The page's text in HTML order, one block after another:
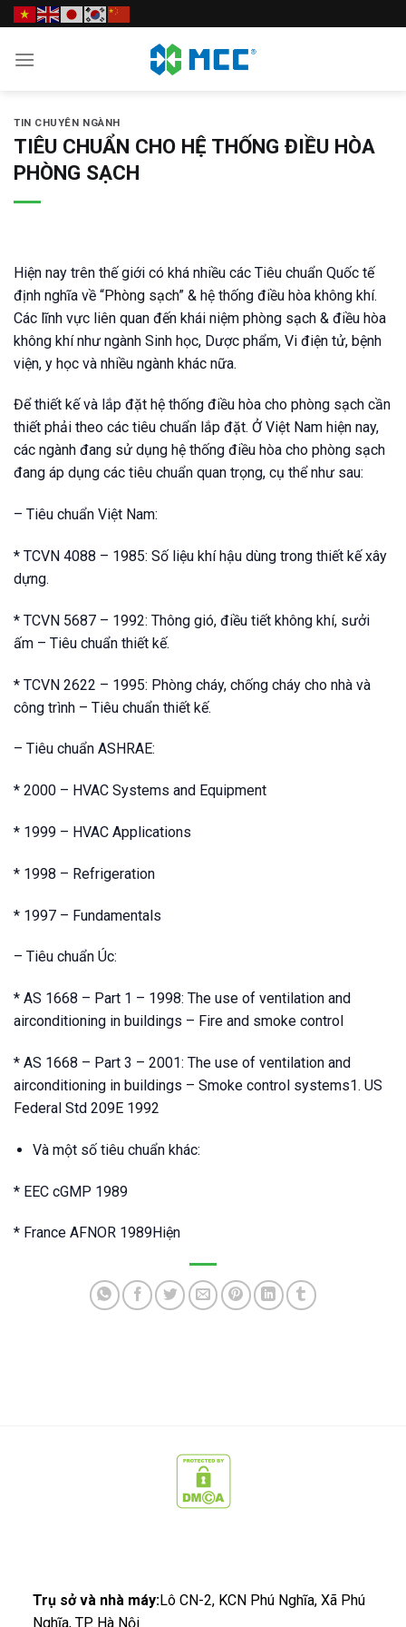
Skip
to
content
TIN CHUYÊN NGÀNH
TIÊU CHUẨN CHO HỆ THỐNG ĐIỀU HÒA
PHÒNG SẠCH
Hiện nay trên thế giới có khá nhiều các Tiêu chuẩn Quốc tế
định nghĩa về “Phòng sạch” & hệ thống điều hòa không khí.
Các lĩnh vực liên quan đến khái niệm phòng sạch & điều hòa
không khí như ngành Sinh học, Dược phẩm, Vi điện tử, bệnh
viện, y học và nhiều ngành khác nữa.
Để thiết kế và lắp đặt hệ thống điều hòa cho phòng sạch cần
thiết phải theo các tiêu chuẩn lắp đặt. Ở Việt Nam hiện nay,
các ngành đang sử dụng hệ thống điều hòa cho phòng sạch
đang áp dụng các tiêu chuẩn quan trọng, cụ thể như sau:
– Tiêu chuẩn Việt Nam:
* TCVN 4088 – 1985: Số liệu khí hậu dùng trong thiết kế xây
dựng.
* TCVN 5687 – 1992: Thông gió, điều tiết không khí, sưởi
ấm – Tiêu chuẩn thiết kế.
* TCVN 2622 – 1995: Phòng cháy, chống cháy cho nhà và
công trình – Tiêu chuẩn thiết kế.
– Tiêu chuẩn ASHRAE:
* 2000 – HVAC Systems and Equipment
* 1999 – HVAC Applications
* 1998 – Refrigeration
* 1997 – Fundamentals
– Tiêu chuẩn Úc:
* AS 1668 – Part 1 – 1998: The use of ventilation and
airconditioning in buildings – Fire and smoke control
* AS 1668 – Part 3 – 2001: The use of ventilation and
airconditioning in buildings – Smoke control systems1. US
Federal Std 209E 1992
Và một số tiêu chuẩn khác:
* EEC cGMP 1989
* France AFNOR 1989Hiện
Trụ sở và nhà máy:Lô CN-2, KCN Phú Nghĩa, Xã Phú
Nghĩa, TP. Hà Nội